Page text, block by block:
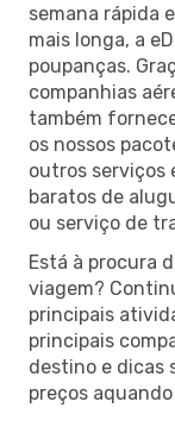
semana rápida
mais longa, a
poupanças.
companhias
também
os nossos
outros serviços
baratos de
ou serviço de
Está à procura
viagem?
principais
principais
destino e dicas
preços